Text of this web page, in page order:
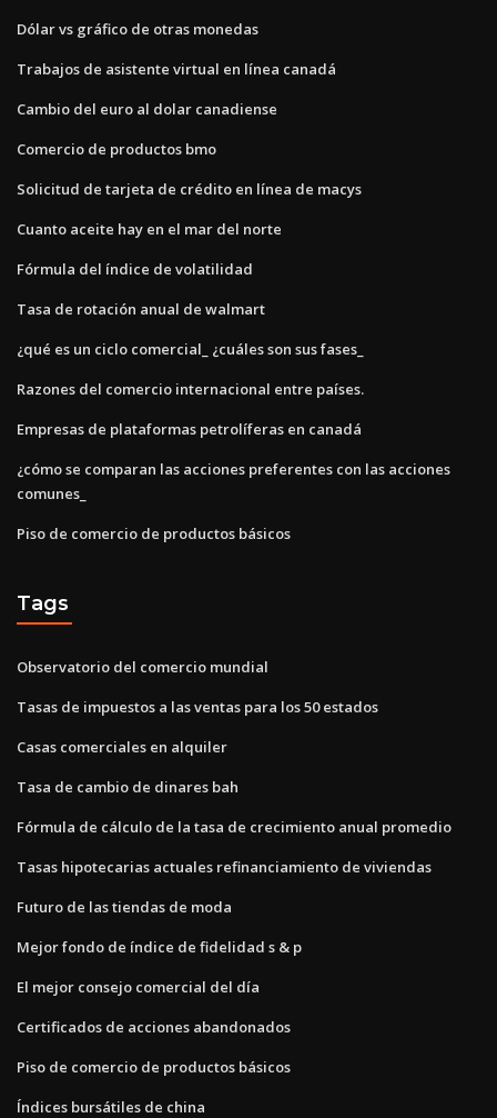
Dólar vs gráfico de otras monedas
Trabajos de asistente virtual en línea canadá
Cambio del euro al dolar canadiense
Comercio de productos bmo
Solicitud de tarjeta de crédito en línea de macys
Cuanto aceite hay en el mar del norte
Fórmula del índice de volatilidad
Tasa de rotación anual de walmart
¿qué es un ciclo comercial_ ¿cuáles son sus fases_
Razones del comercio internacional entre países.
Empresas de plataformas petrolíferas en canadá
¿cómo se comparan las acciones preferentes con las acciones
comunes_
Piso de comercio de productos básicos
Tags
Observatorio del comercio mundial
Tasas de impuestos a las ventas para los 50 estados
Casas comerciales en alquiler
Tasa de cambio de dinares bah
Fórmula de cálculo de la tasa de crecimiento anual promedio
Tasas hipotecarias actuales refinanciamiento de viviendas
Futuro de las tiendas de moda
Mejor fondo de índice de fidelidad s & p
El mejor consejo comercial del día
Certificados de acciones abandonados
Piso de comercio de productos básicos
Índices bursátiles de china